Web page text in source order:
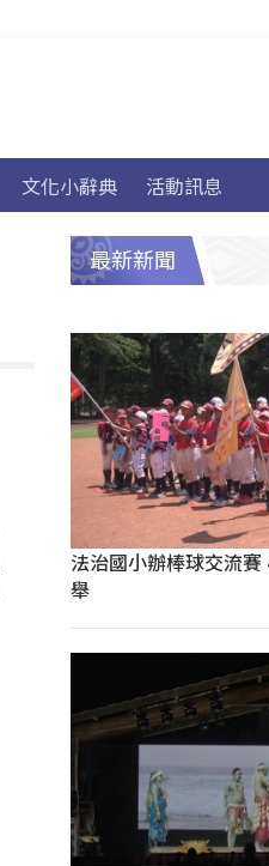
文化小辭典 活動訊息
最新新聞
法治國小辦棒球交流
舉